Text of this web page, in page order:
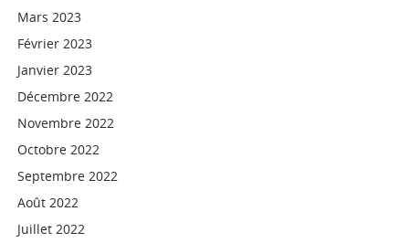
Mars 2023
Février 2023
Janvier 2023
Décembre 2022
Novembre 2022
Octobre 2022
Septembre 2022
Août 2022
Juillet 2022